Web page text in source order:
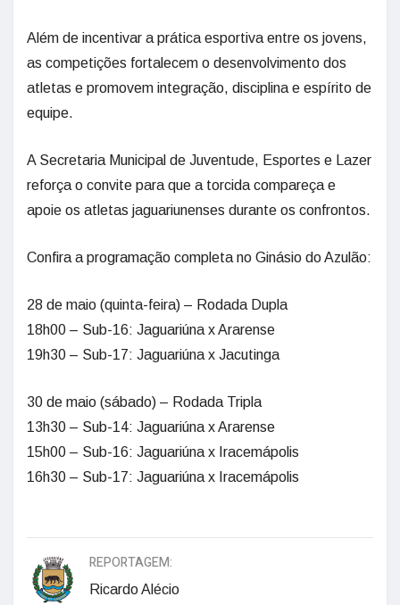
Além de incentivar a prática esportiva entre os jovens,
as competições fortalecem o desenvolvimento dos
atletas e promovem integração, disciplina e espírito de
equipe.
A Secretaria Municipal de Juventude, Esportes e Lazer
reforça o convite para que a torcida compareça e
apoie os atletas jaguariunenses durante os confrontos.
Confira a programação completa no Ginásio do Azulão:
28 de maio (quinta-feira) – Rodada Dupla
18h00 – Sub-16: Jaguariúna x Ararense
19h30 – Sub-17: Jaguariúna x Jacutinga
30 de maio (sábado) – Rodada Tripla
13h30 – Sub-14: Jaguariúna x Ararense
15h00 – Sub-16: Jaguariúna x Iracemápolis
16h30 – Sub-17: Jaguariúna x Iracemápolis
REPORTAGEM:
Ricardo Alécio